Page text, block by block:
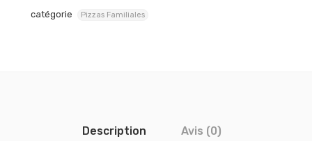
catégorie Pizzas Familiales
Description Avis (0)